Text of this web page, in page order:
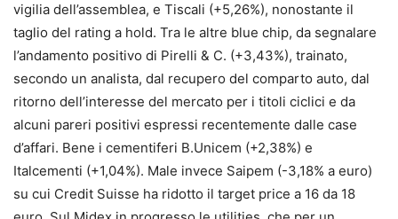
vigilia dell’assemblea, e Tiscali (+5,26%), nonostante il
taglio del rating a hold. Tra le altre blue chip, da segnalare
l’andamento positivo di Pirelli & C. (+3,43%), trainato,
secondo un analista, dal recupero del comparto auto, dal
ritorno dell’interesse del mercato per i titoli ciclici e da
alcuni pareri positivi espressi recentemente dalle case
d’affari. Bene i cementiferi B.Unicem (+2,38%) e
Italcementi (+1,04%). Male invece Saipem (-3,18% a euro)
su cui Credit Suisse ha ridotto il target price a 16 da 18